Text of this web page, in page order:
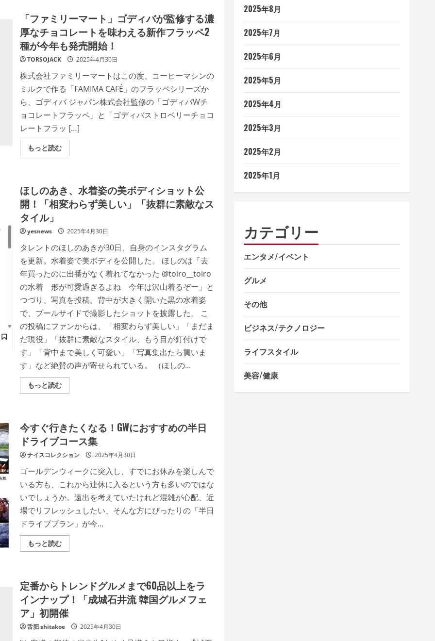
園
で
「第
25
回
タ
イ
フ
ス
テ
ィ
バ
ル
東
京」
月
8
日
り
ァ
ン
ミ
ー
ン
グ
ラ
イ
ブ
コ
ン
ー
ト
も
別
会
場
で
多
数
開
催
「ファミリーマート」ゴディバが監修する濃
厚なチョコレートを味わえる新作フラッペ2
種が今年も発売開始！
TORSOJACK 2025年4月30日
株式会社ファミリーマートはこの度、コーヒーマシンの
ミルクで作る「FAMIMA CAFÉ」のフラッペシリーズか
ら、ゴディバ ジャパン株式会社監修の「ゴディバWチ
ョコレートフラッペ」と「ゴディバストロベリーチョコ
レートフラッ […]
もっと読むRead
more
リ
ー
マ
ー
デ
ィ
が
監
修
す
る
濃
厚
な
チ
ョ
コ
レ
ー
ト
を
味
わ
え
る
新
作
フ
種
が
今
年
も
発
売
開
始！
ほしのあき、水着姿の美ボディショット公
開！「相変わらず美しい」「抜群に素敵なス
タイル」
yesnews 2025年4月30日
タレントのほしのあきが30日、自身のインスタグラム
を更新。水着姿で美ボディを公開した。 ほしのは「去
年買ったのに出番がなく着れてなかった @toiro__toiro
の水着 形が可愛過ぎるよね 今年は沢山着るぞー」と
つづり、写真を投稿。背中が大きく開いた黒の水着姿
で、プールサイドで撮影したショットを披露した。 こ
の投稿にファンからは、「相変わらず美しい」「まだま
だ現役」「抜群に素敵なスタイル、もう目が釘付けで
す」「背中まで美しく可愛い」「写真集出たら買いま
す」など絶賛の声が寄せられている。 （ほしの...
もっと読むRead
more
あ
き、
水
着
姿
の
ボ
ィ
シ
ョ
ト
公
開！
「相
変
ら
い」
「抜
群
に
素
敵
ス
今すぐ行きたくなる！GWにおすすめの半日
ドライブコース集
ナイスコレクション 2025年4月30日
ゴールデンウィークに突入し、すでにお休みを楽しんで
いる方も、これから連休に入るという方も多いのではな
いでしょうか。遠出を考えていたけれど混雑が心配、近
場でリフレッシュしたい、そんな方にぴったりの「半日
ドライブプラン」が今...
もっと読むRead
more
行
き
た
く
な
る！
GW
に
お
定番からトレンドグルメまで60品以上をラ
インナップ！「成城石井流 韓国グルメフェ
ア」初開催
舌肥 shitakoe 2025年4月30日
2025年8月
2025年7月
2025年6月
2025年5月
2025年4月
2025年3月
2025年2月
2025年1月
カテゴリー
エンタメ/イベント
グルメ
その他
ビジネス/テクノロジー
ライフスタイル
美容/健康